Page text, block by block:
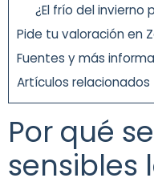
¿El frío del invierno
Pide tu valoración en
Fuentes y más
Artículos relacionados
Por qué
sensibles